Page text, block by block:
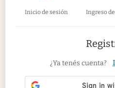
Inicio de sesión Ingreso
¿Ya tenés cuenta?